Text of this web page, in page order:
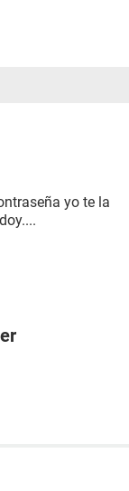
yo te la